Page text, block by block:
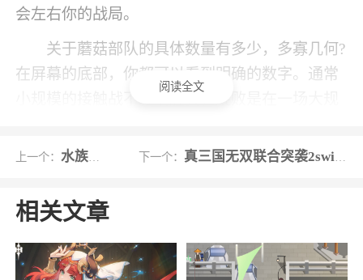
会左右你的战局。
关于蘑菇部队的具体数量有多少，多寡几何?
在屏幕的底部，你都可以看到明确的数字。通常
游戏特色
1、据点占领控制城池，以求谋略独步天下；
情攻克关卡，不惧挑战成就最强战士
阅读全文
上一个：水族派对 下一个： 真三国无双联合突袭2switch版
相关文章